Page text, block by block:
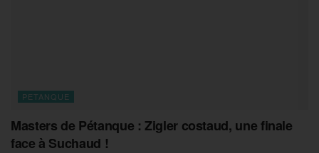
PETANQUE
Masters de Pétanque : Zigler costaud, une finale
face à Suchaud !